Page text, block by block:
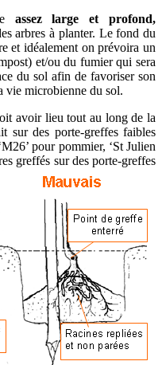
assez large et profond,
arbres à planter. Le fond du
et idéalement on prévoira un
et/ou du fumier qui sera
du sol afin de favoriser son
vie microbienne du sol.
avoir lieu tout au long de la
sur des porte-greffes faibles
pour pommier, ‘St Julien
greffés sur des porte-greffes